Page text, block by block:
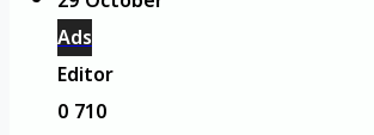
Ads
Editor
0710